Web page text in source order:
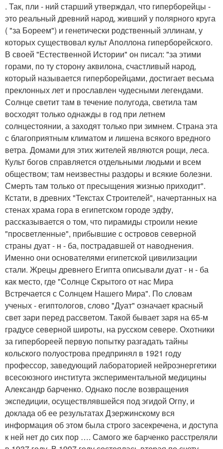
. Так, пли - ний старший утверждал, что гиперборейцы -
это реальный древний народ, живший у полярного круга
( "за Бореем") и генетически родственный эллинам, у
которых существовал культ Аполлона гиперборейского.
В своей "Естественной Истории" он писал: "за этими
горами, по ту сторону аквилона, счастливый народ,
который называется гиперборейцами, достигает весьма
преклонных лет и прославлен чудесными легендами.
Солнце светит там в течение полугода, светила там
восходят только однажды в год при летнем
солнцестоянии, а заходят только при зимнем. Страна эта
с благоприятным климатом и лишена всякого вредного
ветра. Домами для этих жителей являются рощи, леса.
Культ богов справляется отдельными людьми и всем
обществом; там неизвестны раздоры и всякие болезни.
Смерть там только от пресыщения жизнью приходит".
Кстати, в древних "Текстах Строителей", начертанных на
стенах храма гора в египетском городе эдфу,
рассказывается о том, что пирамиды строили некие
"просветленные", прибывшие с островов северной
страны дуат - н - ба, пострадавшей от наводнения.
Именно они основателями египетской цивилизации
стали. Жрецы древнего Египта описывали дуат - н - ба
как место, где "Солнце Скрытого от нас Мира
Встречается с Солнцем Нашего Мира". По словам
ученых - египтологов, слово "Дуат" означает красный
свет зари перед рассветом. Такой бывает заря на 65-м
градусе северной широты, на русском севере. Охотники
за гипербореей первую попытку разгадать тайны
кольского полуострова предпринял в 1921 году
профессор, заведующий лабораторией нейроэнергетики
всесоюзного института экспериментальной медицины
Александр барченко. Однако после возвращения
экспедиции, осуществлявшейся под эгидой Огпу, и
доклада об ее результатах Дзержинскому вся
информация об этом была строго засекречена, и доступа
к ней нет до сих пор …. Самого же барченко расстреляли